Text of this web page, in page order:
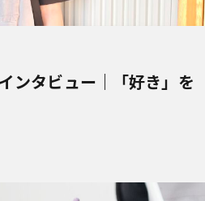
ンタビュー｜「好き」を